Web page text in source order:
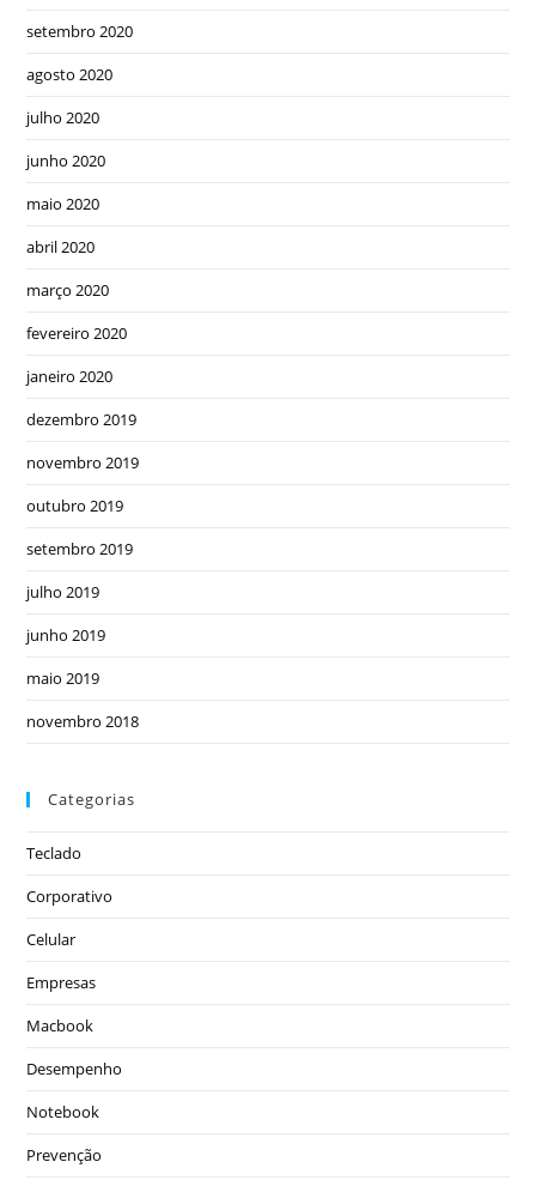
setembro 2020
agosto 2020
julho 2020
junho 2020
maio 2020
abril 2020
março 2020
fevereiro 2020
janeiro 2020
dezembro 2019
novembro 2019
outubro 2019
setembro 2019
julho 2019
junho 2019
maio 2019
novembro 2018
Categorias
Teclado
Corporativo
Celular
Empresas
Macbook
Desempenho
Notebook
Prevenção